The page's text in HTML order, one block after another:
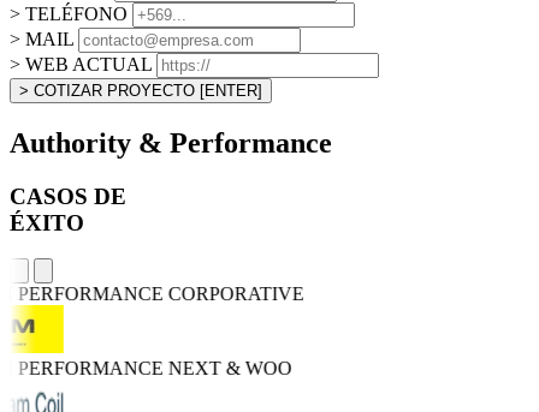
> TELÉFONO
> MAIL
> WEB ACTUAL
> COTIZAR PROYECTO [ENTER]
Authority & Performance
CASOS DE
ÉXITO
PERFORMANCECORPORATIVE
PERFORMANCENEXT & WOO